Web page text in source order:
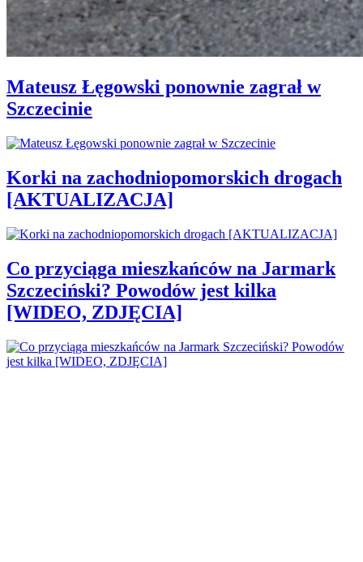
Mateusz Łęgowski ponownie zagrał w
Szczecinie
Korki na zachodniopomorskich drogach
[AKTUALIZACJA]
Co przyciąga mieszkańców na Jarmark
Szczeciński? Powodów jest kilka
[WIDEO, ZDJĘCIA]